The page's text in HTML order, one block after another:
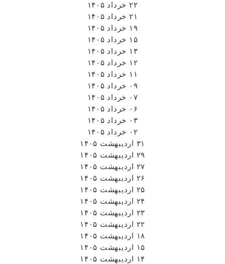
۲۲ خرداد ۱۴۰۵
۲۱ خرداد ۱۴۰۵
۱۹ خرداد ۱۴۰۵
۱۵ خرداد ۱۴۰۵
۱۳ خرداد ۱۴۰۵
۱۲ خرداد ۱۴۰۵
۱۱ خرداد ۱۴۰۵
۰۹ خرداد ۱۴۰۵
۰۷ خرداد ۱۴۰۵
۰۶ خرداد ۱۴۰۵
۰۳ خرداد ۱۴۰۵
۰۲ خرداد ۱۴۰۵
۳۱ اردیبهشت ۱۴۰۵
۲۹ اردیبهشت ۱۴۰۵
۲۷ اردیبهشت ۱۴۰۵
۲۶ اردیبهشت ۱۴۰۵
۲۵ اردیبهشت ۱۴۰۵
۲۴ اردیبهشت ۱۴۰۵
۲۳ اردیبهشت ۱۴۰۵
۲۲ اردیبهشت ۱۴۰۵
۱۸ اردیبهشت ۱۴۰۵
۱۵ اردیبهشت ۱۴۰۵
۱۴ اردیبهشت ۱۴۰۵